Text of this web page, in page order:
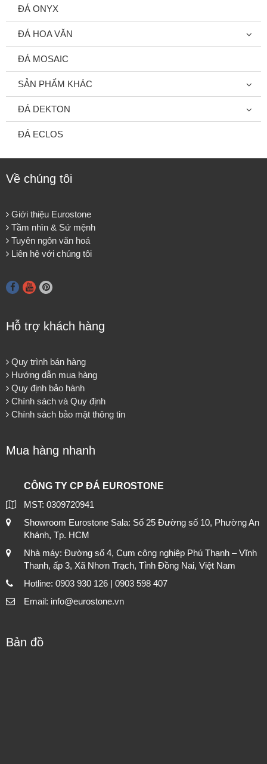
ĐÁ ONYX
ĐÁ HOA VĂN
ĐÁ MOSAIC
SẢN PHẨM KHÁC
ĐÁ DEKTON
ĐÁ ECLOS
Về chúng tôi
Giới thiệu Eurostone
Tầm nhìn & Sứ mệnh
Tuyên ngôn văn hoá
Liên hệ với chúng tôi
Hỗ trợ khách hàng
Quy trình bán hàng
Hướng dẫn mua hàng
Quy định bảo hành
Chính sách và Quy định
Chính sách bảo mật thông tin
Mua hàng nhanh
CÔNG TY CP ĐÁ EUROSTONE
MST: 0309720941
Showroom Eurostone Sala: Số 25 Đường số 10, Phường An
Khánh, Tp. HCM
Nhà máy: Đường số 4, Cụm công nghiệp Phú Thạnh – Vĩnh
Thanh, ấp 3, Xã Nhơn Trạch, Tỉnh Đồng Nai, Việt Nam
Hotline: 0903 930 126 | 0903 598 407
Email: info@eurostone.vn
Bản đồ